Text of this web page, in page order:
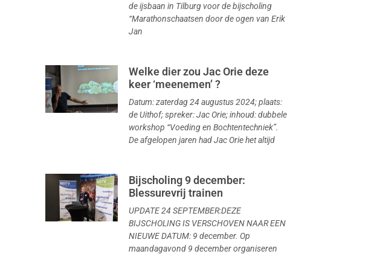
de ijsbaan in Tilburg voor de bijscholing
“Marathonschaatsen door de ogen van Erik
Jan
Welke dier zou Jac Orie deze
keer ‘meenemen’ ?
Datum: zaterdag 24 augustus 2024; plaats:
de Uithof; spreker: Jac Orie; inhoud: dubbele
workshop “Voeding en Bochtentechniek”.
De afgelopen jaren had Jac Orie het altijd
Bijscholing 9 december:
Blessurevrij trainen
UPDATE 24 SEPTEMBER:DEZE
BIJSCHOLING IS VERSCHOVEN NAAR EEN
NIEUWE DATUM: 9 december. Op
maandagavond 9 december organiseren